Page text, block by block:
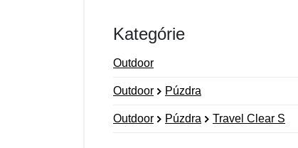
Kategórie
Outdoor
Outdoor Púzdra
Outdoor Púzdra Travel Clear S